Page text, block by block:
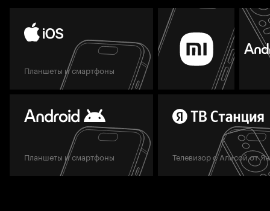
Планшеты и смартфоны
Планшеты и смартфоны Телевизор с Алисой от